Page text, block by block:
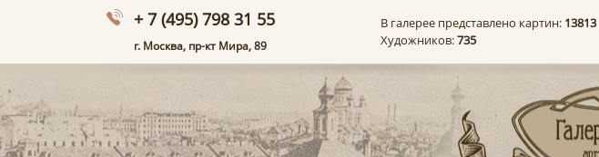
+ 7 (495) 798 31 55
г. Москва, пр-кт Мира, 89
В галерее представлено картин: 13813
Художников:735